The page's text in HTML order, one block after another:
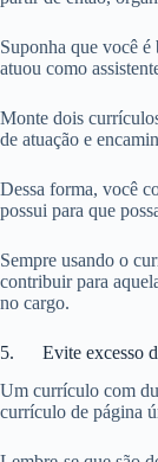
Suponha que você
atuou como
Monte dois
de atuação e
Dessa forma, você
possui para que
Sempre usando o
contribuir para
no cargo.
5. Evite excesso
Um currículo com
currículo de página